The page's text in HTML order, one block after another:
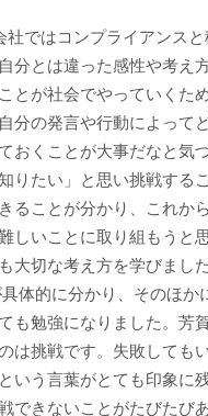
社ではコンプライアンス
分とは違った感性や考え
とが社会でやっていくた
分の発言や行動によって
おくことが大事だなと気
りたい」と思い挑戦する
ることが分かり、これか
しいことに取り組もうと
大切な考え方を学びました
体的に分かり、そのほか
も勉強になりました。芳
は挑戦です。失敗しても
いう言葉がとても印象に
できないことがたびたび